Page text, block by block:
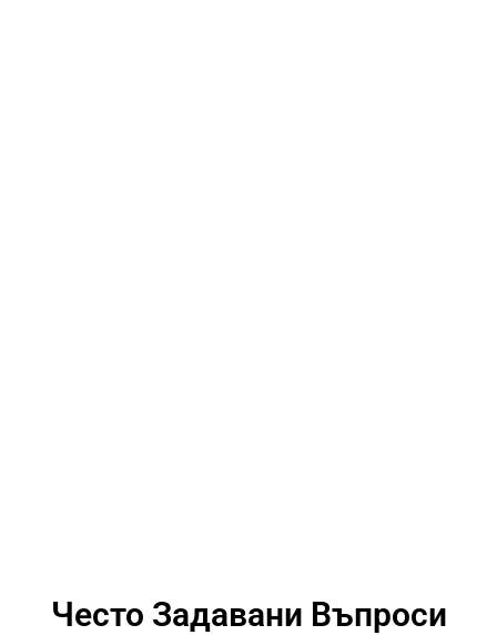
Често Задавани Въпроси